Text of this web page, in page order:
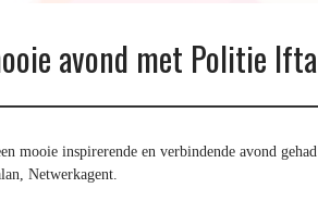
avond met Politie
mooie inspirerende en verbindende avond
Netwerkagent.